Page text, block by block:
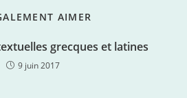
AIMER
grecques et latines
9 juin 2017